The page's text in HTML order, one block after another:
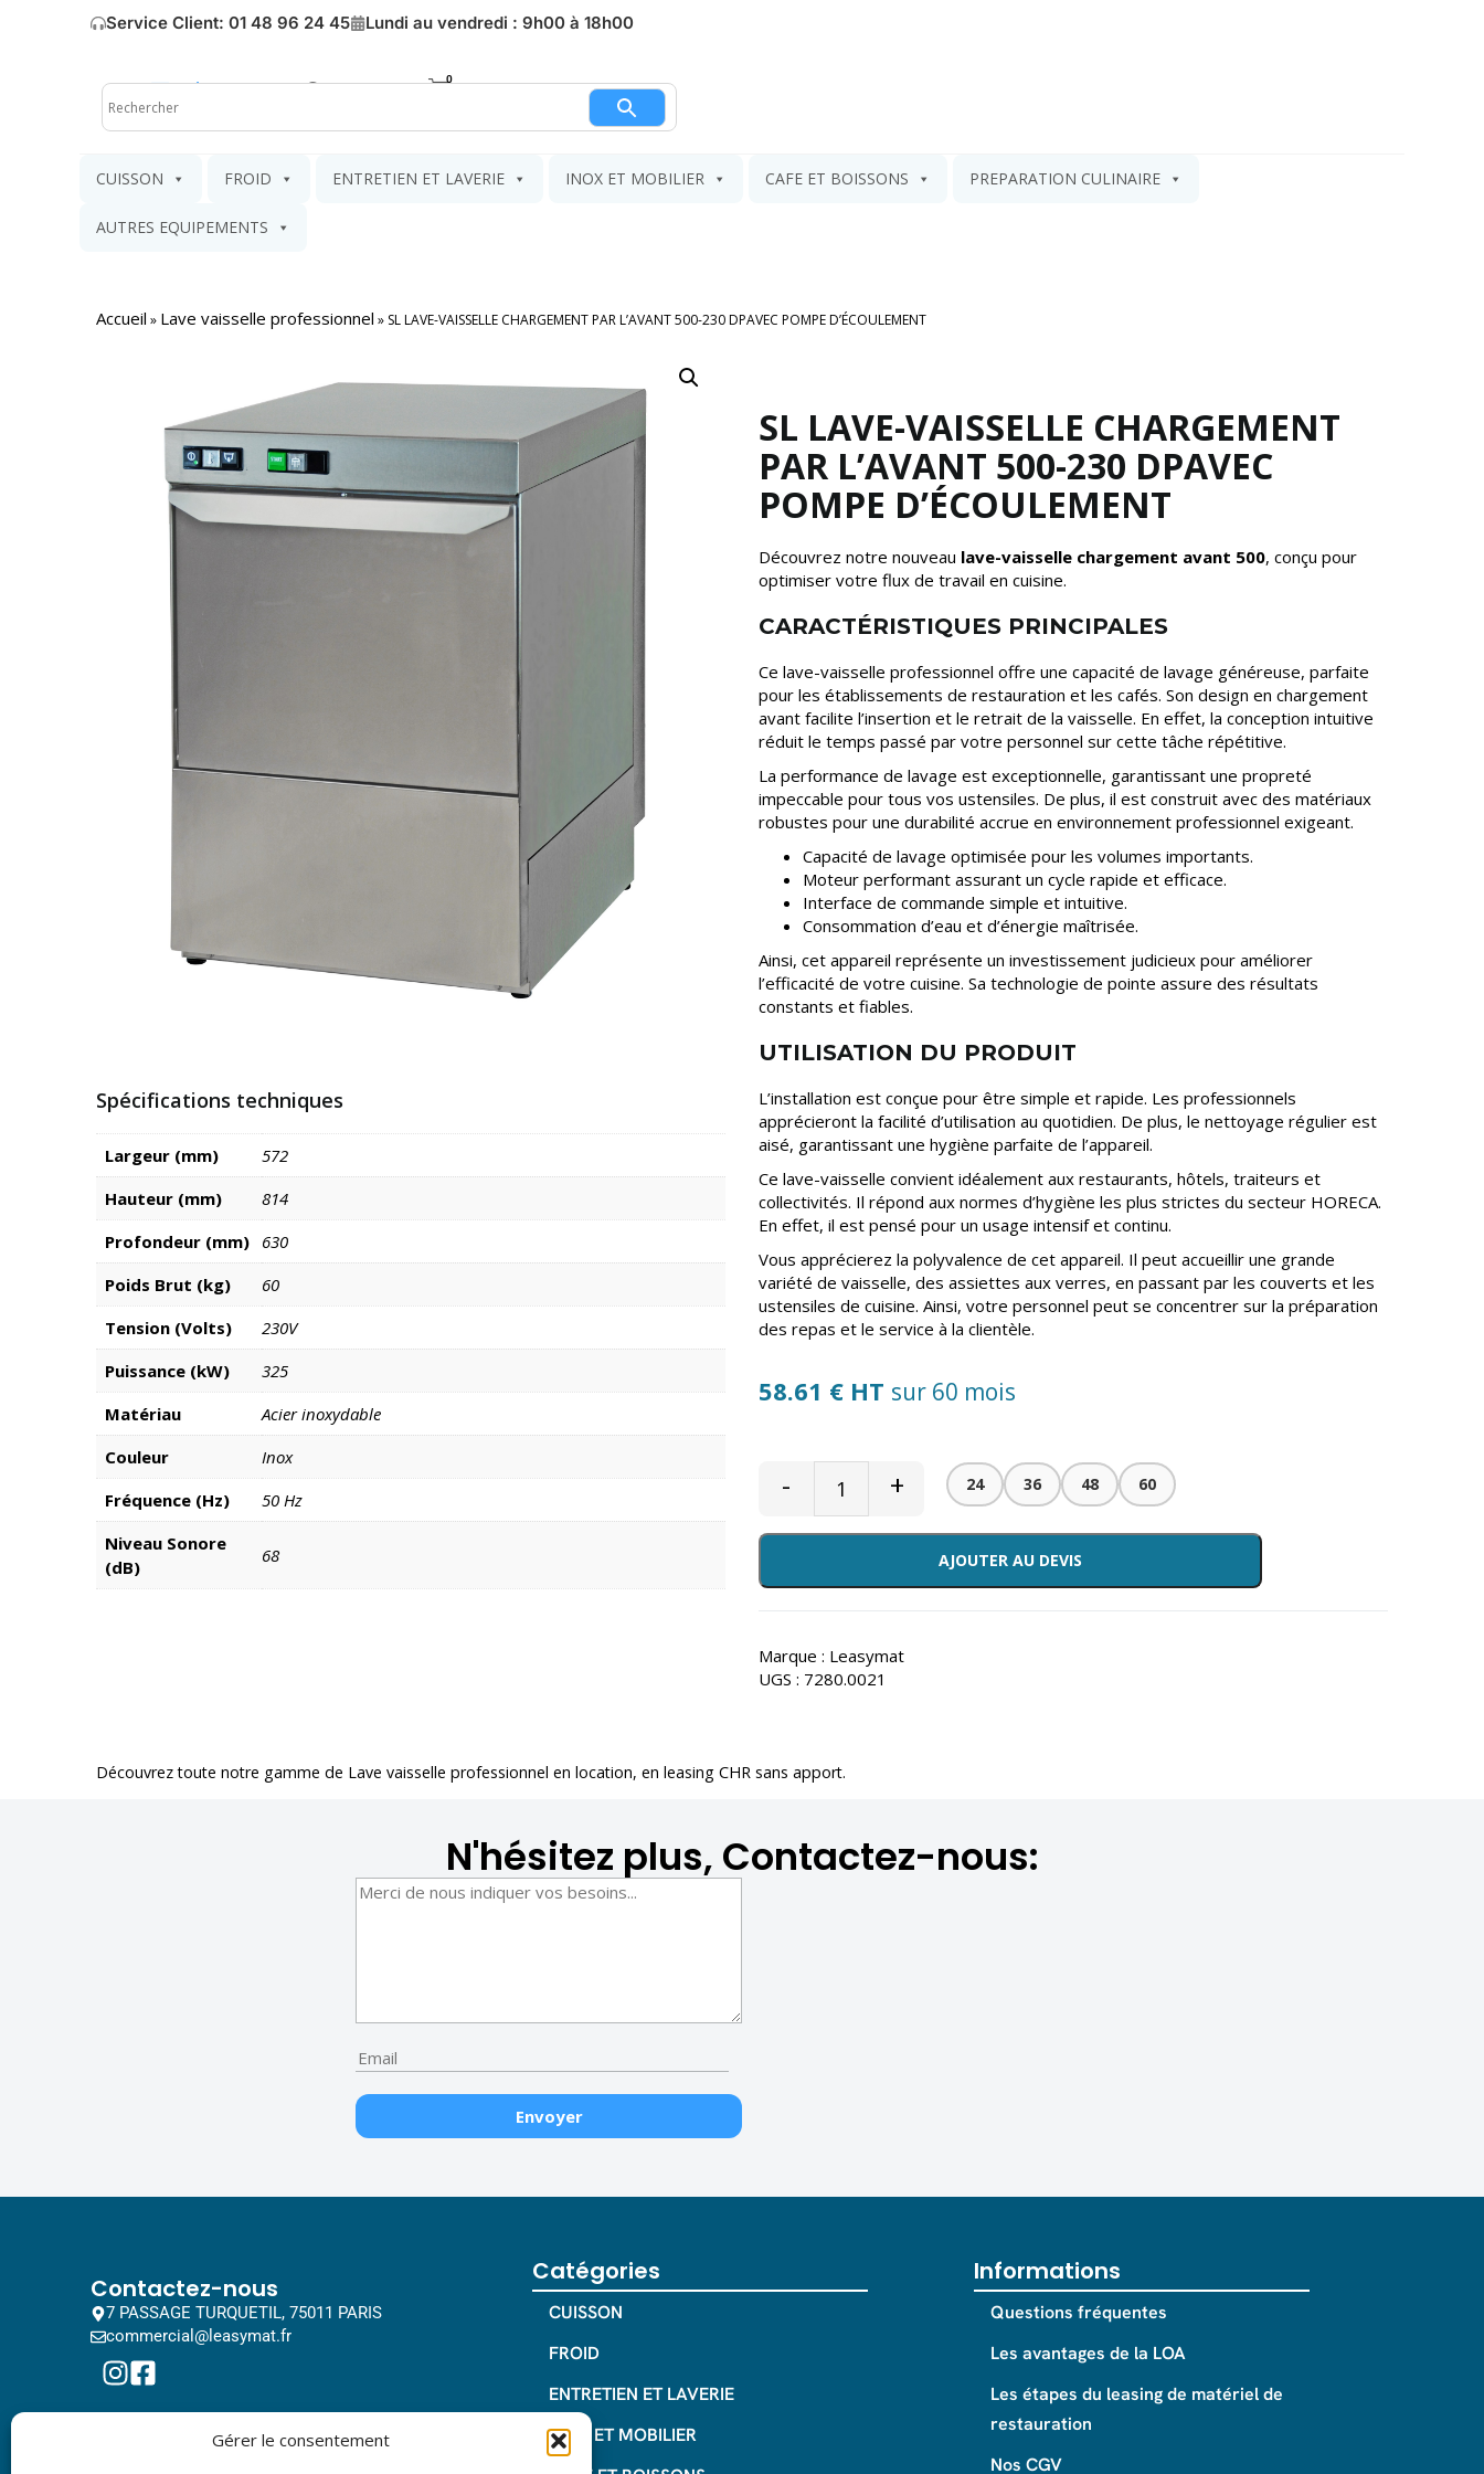
Gérer le consentement
Service Client: 01 48 96 24 45 Lundi au vendredi : 9h00 à 18h00
Mon compte Mon panier
CUISSON FROID ENTRETIEN ET LAVERIE INOX ET MOBILIER CAFE ET BOISSONS PREPARATION CULINAIRE
AUTRES EQUIPEMENTS
Accueil » Lave vaisselle professionnel » SL LAVE-VAISSELLE CHARGEMENT PAR L’AVANT 500-230 DPAVEC POMPE D’ÉCOULEMENT
Spécifications techniques
Largeur (mm)
572
Hauteur (mm)
814
Profondeur (mm) 630
Poids Brut (kg)
60
Tension (Volts)
230V
Puissance (kW)
325
Matériau
Acier inoxydable
Couleur
Inox
Fréquence (Hz)
50 Hz
Niveau Sonore
(dB)
68
SL LAVE-VAISSELLE CHARGEMENT
PAR L’AVANT 500-230 DPAVEC
POMPE D’ÉCOULEMENT
Découvrez notre nouveau lave-vaisselle chargement avant 500, conçu pour
optimiser votre flux de travail en cuisine.
CARACTÉRISTIQUES PRINCIPALES
Ce lave-vaisselle professionnel offre une capacité de lavage généreuse, parfaite
pour les établissements de restauration et les cafés. Son design en chargement
avant facilite l’insertion et le retrait de la vaisselle. En effet, la conception intuitive
réduit le temps passé par votre personnel sur cette tâche répétitive.
La performance de lavage est exceptionnelle, garantissant une propreté
impeccable pour tous vos ustensiles. De plus, il est construit avec des matériaux
robustes pour une durabilité accrue en environnement professionnel exigeant.
Capacité de lavage optimisée pour les volumes importants.
Moteur performant assurant un cycle rapide et efficace.
Interface de commande simple et intuitive.
Consommation d’eau et d’énergie maîtrisée.
Ainsi, cet appareil représente un investissement judicieux pour améliorer
l’efficacité de votre cuisine. Sa technologie de pointe assure des résultats
constants et fiables.
UTILISATION DU PRODUIT
L’installation est conçue pour être simple et rapide. Les professionnels
apprécieront la facilité d’utilisation au quotidien. De plus, le nettoyage régulier est
aisé, garantissant une hygiène parfaite de l’appareil.
Ce lave-vaisselle convient idéalement aux restaurants, hôtels, traiteurs et
collectivités. Il répond aux normes d’hygiène les plus strictes du secteur HORECA.
En effet, il est pensé pour un usage intensif et continu.
Vous apprécierez la polyvalence de cet appareil. Il peut accueillir une grande
variété de vaisselle, des assiettes aux verres, en passant par les couverts et les
ustensiles de cuisine. Ainsi, votre personnel peut se concentrer sur la préparation
des repas et le service à la clientèle.
58.61 € HT sur 60 mois
- + 24 36 48 60
AJOUTER AU DEVIS
Marque : Leasymat
UGS : 7280.0021
Découvrez toute notre gamme de Lave vaisselle professionnel en location, en leasing CHR sans apport.
N'hésitez plus, Contactez-nous:
Contactez-nous
7 PASSAGE TURQUETIL, 75011 PARIS
commercial@leasymat.fr
Catégories
CUISSON
FROID
ENTRETIEN ET LAVERIE
INOX ET MOBILIER
Informations
Questions fréquentes
Les avantages de la LOA
Les étapes du leasing de matériel de
restauration
Nos CGV